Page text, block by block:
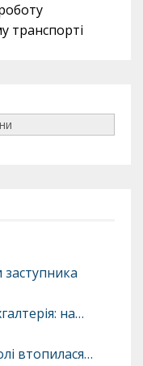
транспорті
на…
втопилася…